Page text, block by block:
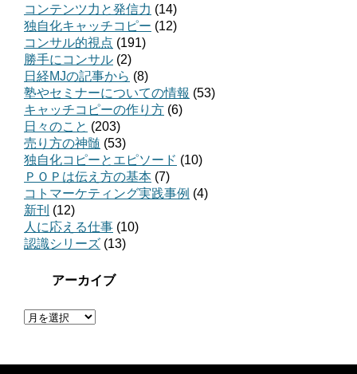
コンテンツ力と発信力 (14)
独自化キャッチコピー (12)
コンサル的視点 (191)
勝手にコンサル (2)
日経MJの記事から (8)
塾やセミナーについての情報 (53)
キャッチコピーの作り方 (6)
日々のこと (203)
売り方の神髄 (53)
独自化コピーとエピソード (10)
ＰＯＰは伝え方の基本 (7)
コトマーケティング実践事例 (4)
新刊 (12)
人に応える仕事 (10)
認識シリーズ (13)
アーカイブ
ア
イ